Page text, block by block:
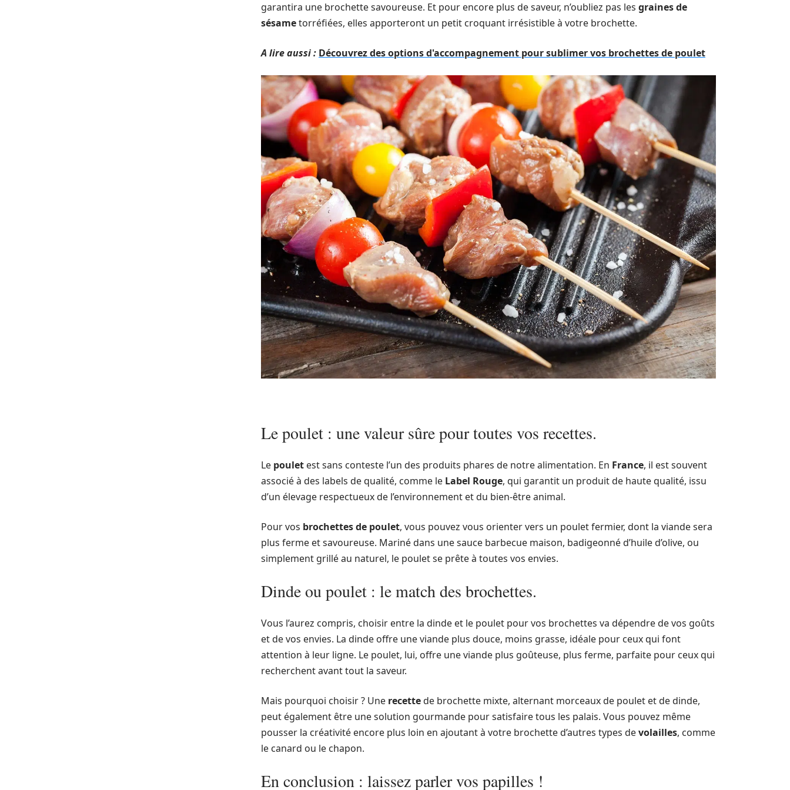
garantira une brochette savoureuse. Et pour encore plus de saveur, n’oubliez pas les graines de
sésametorréfiées, elles apporteront un petit croquant irrésistible à votre brochette.
A lire aussi : Découvrez des options d'accompagnement pour sublimer vos brochettes de poulet
Le poulet : une valeur sûre pour toutes vos recettes.
Le poulet est sans conteste l’un des produits phares de notre alimentation. En France, il est souvent
associé à des labels de qualité, comme le Label Rouge, qui garantit un produit de haute qualité, issu
d’un élevage respectueux de l’environnement et du bien-être animal.
Pour vos brochettes de poulet, vous pouvez vous orienter vers un poulet fermier, dont la viande sera
plus ferme et savoureuse. Mariné dans une sauce barbecue maison, badigeonné d’huile d’olive, ou
simplement grillé au naturel, le poulet se prête à toutes vos envies.
Dinde ou poulet : le match des brochettes.
Vous l’aurez compris, choisir entre la dinde et le poulet pour vos brochettes va dépendre de vos goûts
et de vos envies. La dinde offre une viande plus douce, moins grasse, idéale pour ceux qui font
attention à leur ligne. Le poulet, lui, offre une viande plus goûteuse, plus ferme, parfaite pour ceux qui
recherchent avant tout la saveur.
Mais pourquoi choisir ? Une recettede brochette mixte, alternant morceaux de poulet et de dinde,
peut également être une solution gourmande pour satisfaire tous les palais. Vous pouvez même
pousser la créativité encore plus loin en ajoutant à votre brochette d’autres types devolailles, comme
le canard ou le chapon.
En conclusion : laissez parler vos papilles !